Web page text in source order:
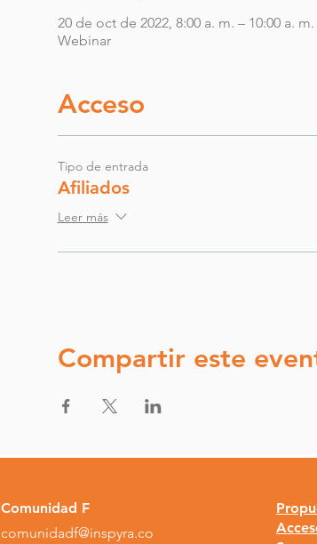
20 de oct de 2022, 8:00 a. m. – 10:00 a.
Webinar
Acceso
Tipo de entrada
Afiliados
Leer más
Compartir este
Comunidad F
comunidadf@inspyra.co